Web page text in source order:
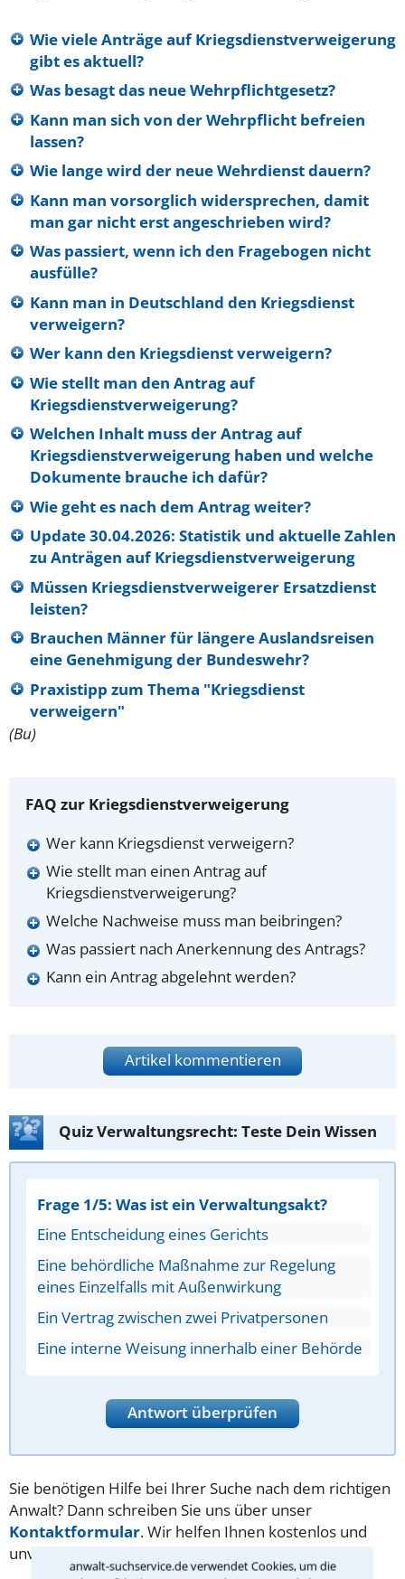
anwalt-suchservice.de verwendet Cookies, um die
Wie viele Anträge auf Kriegsdienstverweigerung
gibt es aktuell?
Was besagt das neue Wehrpflichtgesetz?
Kann man sich von der Wehrpflicht befreien
lassen?
Wie lange wird der neue Wehrdienst dauern?
Kann man vorsorglich widersprechen, damit
man gar nicht erst angeschrieben wird?
Was passiert, wenn ich den Fragebogen nicht
ausfülle?
Kann man in Deutschland den Kriegsdienst
verweigern?
Wer kann den Kriegsdienst verweigern?
Wie stellt man den Antrag auf
Kriegsdienstverweigerung?
Welchen Inhalt muss der Antrag auf
Kriegsdienstverweigerung haben und welche
Dokumente brauche ich dafür?
Wie geht es nach dem Antrag weiter?
Update 30.04.2026: Statistik und aktuelle Zahlen
zu Anträgen auf Kriegsdienstverweigerung
Müssen Kriegsdienstverweigerer Ersatzdienst
leisten?
Brauchen Männer für längere Auslandsreisen
eine Genehmigung der Bundeswehr?
Praxistipp zum Thema "Kriegsdienst
verweigern"
(Bu)
FAQ zur Kriegsdienstverweigerung
Wer kann Kriegsdienst verweigern?
Wie stellt man einen Antrag auf
Kriegsdienstverweigerung?
Welche Nachweise muss man beibringen?
Was passiert nach Anerkennung des Antrags?
Kann ein Antrag abgelehnt werden?
Artikel kommentieren
Quiz Verwaltungsrecht: Teste Dein Wissen
Frage 1/5: Was ist ein Verwaltungsakt?
Eine Entscheidung eines Gerichts
Eine behördliche Maßnahme zur Regelung
eines Einzelfalls mit Außenwirkung
Ein Vertrag zwischen zwei Privatpersonen
Eine interne Weisung innerhalb einer Behörde
Antwort überprüfen
Sie benötigen Hilfe bei Ihrer Suche nach dem richtigen
Anwalt? Dann schreiben Sie uns über unser
Kontaktformular. Wir helfen Ihnen kostenlos und
unverbindlich.